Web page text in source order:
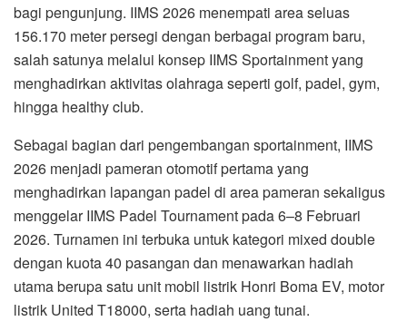
bagi pengunjung. IIMS 2026 menempati area seluas
156.170 meter persegi dengan berbagai program baru,
salah satunya melalui konsep IIMS Sportainment yang
menghadirkan aktivitas olahraga seperti golf, padel, gym,
hingga healthy club.
Sebagai bagian dari pengembangan sportainment, IIMS
2026 menjadi pameran otomotif pertama yang
menghadirkan lapangan padel di area pameran sekaligus
menggelar IIMS Padel Tournament pada 6–8 Februari
2026. Turnamen ini terbuka untuk kategori mixed double
dengan kuota 40 pasangan dan menawarkan hadiah
utama berupa satu unit mobil listrik Honri Boma EV, motor
listrik United T18000, serta hadiah uang tunai.